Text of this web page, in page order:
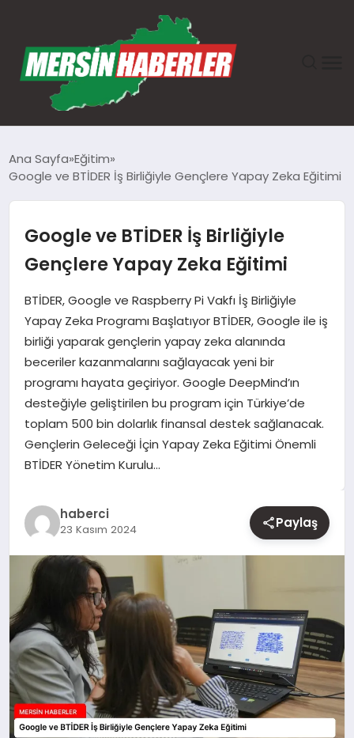
GÜNDEM
EKONOMI
SAĞLIK
TEKNOLOJI
SPOR
YAŞAM
EĞITIM
Ana Sayfa Eğitim
Google ve BTİDER İş Birliğiyle Gençlere Yapay Zeka Eğitimi
Google ve BTİDER İş Birliğiyle
Gençlere Yapay Zeka Eğitimi
BTİDER, Google ve Raspberry Pi Vakfı İş Birliğiyle
Yapay Zeka Programı Başlatıyor BTİDER, Google ile iş
birliği yaparak gençlerin yapay zeka alanında
beceriler kazanmalarını sağlayacak yeni bir
programı hayata geçiriyor. Google DeepMind’ın
desteğiyle geliştirilen bu program için Türkiye’de
toplam 500 bin dolarlık finansal destek sağlanacak.
Gençlerin Geleceği İçin Yapay Zeka Eğitimi Önemli
BTİDER Yönetim Kurulu…
haberci
23 Kasım 2024 Paylaş